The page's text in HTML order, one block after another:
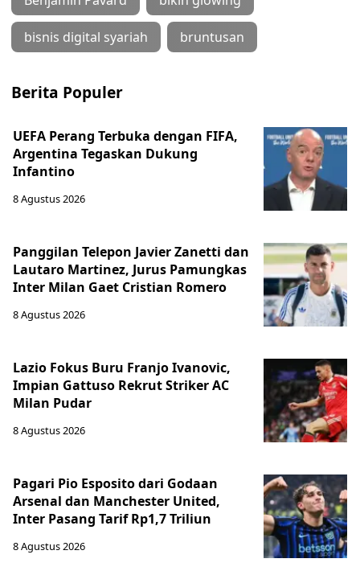
bisnis digital syariah bruntusan
Berita Populer
UEFA Perang Terbuka dengan FIFA,
Argentina Tegaskan Dukung
Infantino
8 Agustus 2026
Panggilan Telepon Javier Zanetti dan
Lautaro Martinez, Jurus Pamungkas
Inter Milan Gaet Cristian Romero
8 Agustus 2026
Lazio Fokus Buru Franjo Ivanovic,
Impian Gattuso Rekrut Striker AC
Milan Pudar
8 Agustus 2026
Pagari Pio Esposito dari Godaan
Arsenal dan Manchester United,
Inter Pasang Tarif Rp1,7 Triliun
8 Agustus 2026